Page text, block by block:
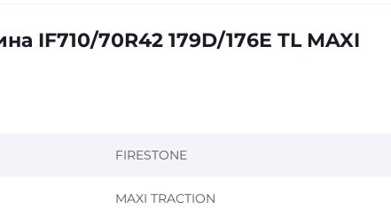
IF710/70R42 179D/176E TL MAXI
FIRESTONE
MAXI TRACTION